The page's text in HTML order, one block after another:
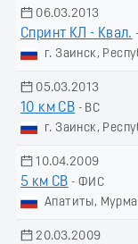
06.03.2013
Спринт КЛ - Квал.
г. Заинск,
05.03.2013
10 км СВ - ВС
г. Заинск,
10.04.2009
5 км СВ - ФИС
Апатиты,
20.03.2009